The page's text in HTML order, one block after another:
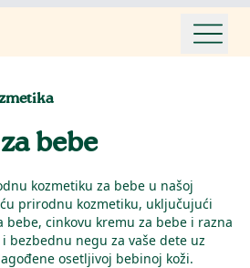
bebe
kozmetiku za bebe u našoj
prirodnu kozmetiku, uključujući
bebe, cinkovu kremu za bebe i razna
bezbednu negu za vaše dete uz
osetljivoj bebinoj koži.